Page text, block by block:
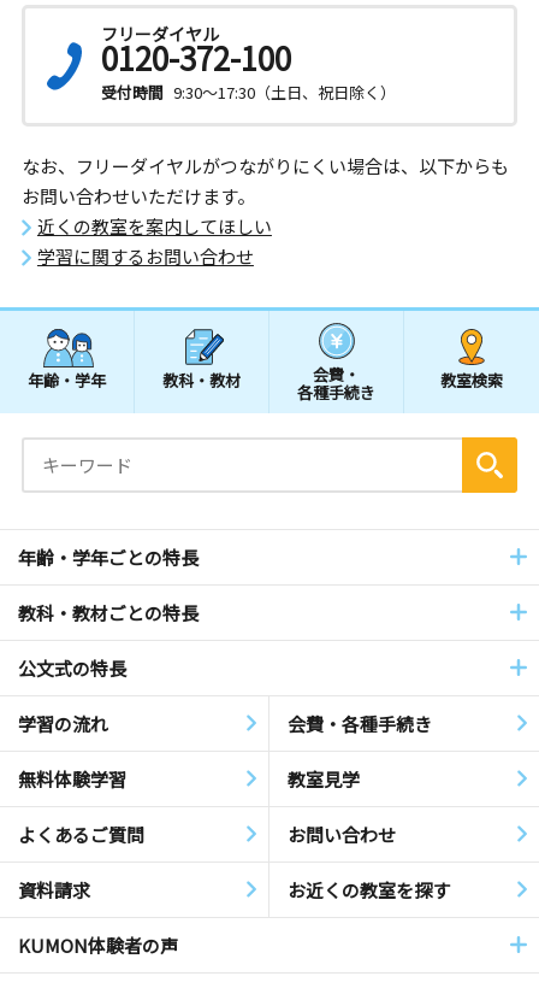
フリーダイヤル
0120-372-100
受付時間 9:30～17:30（土日、祝日除く）
なお、フリーダイヤルがつながりにくい場合は、以下からも
お問い合わせいただけます。
近くの教室を案内してほしい
学習に関するお問い合わせ
年齢・学年 教科・教材 会費・
各種手続き
教室検索
年齢・学年ごとの特長
教科・教材ごとの特長
公文式の特長
学習の流れ 会費・各種手続き
無料体験学習 教室見学
よくあるご質問 お問い合わせ
資料請求 お近くの教室を探す
KUMON体験者の声